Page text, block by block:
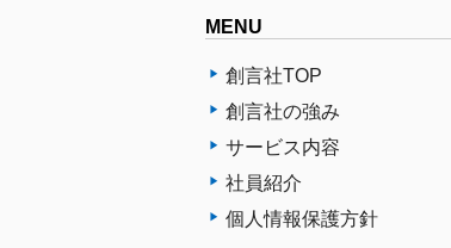
MENU
創言社TOP
創言社の強み
サービス内容
社員紹介
個人情報保護方針